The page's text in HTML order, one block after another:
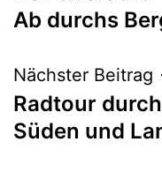
Ab durchs
Nächster Beitrag
Radtour
Süden und